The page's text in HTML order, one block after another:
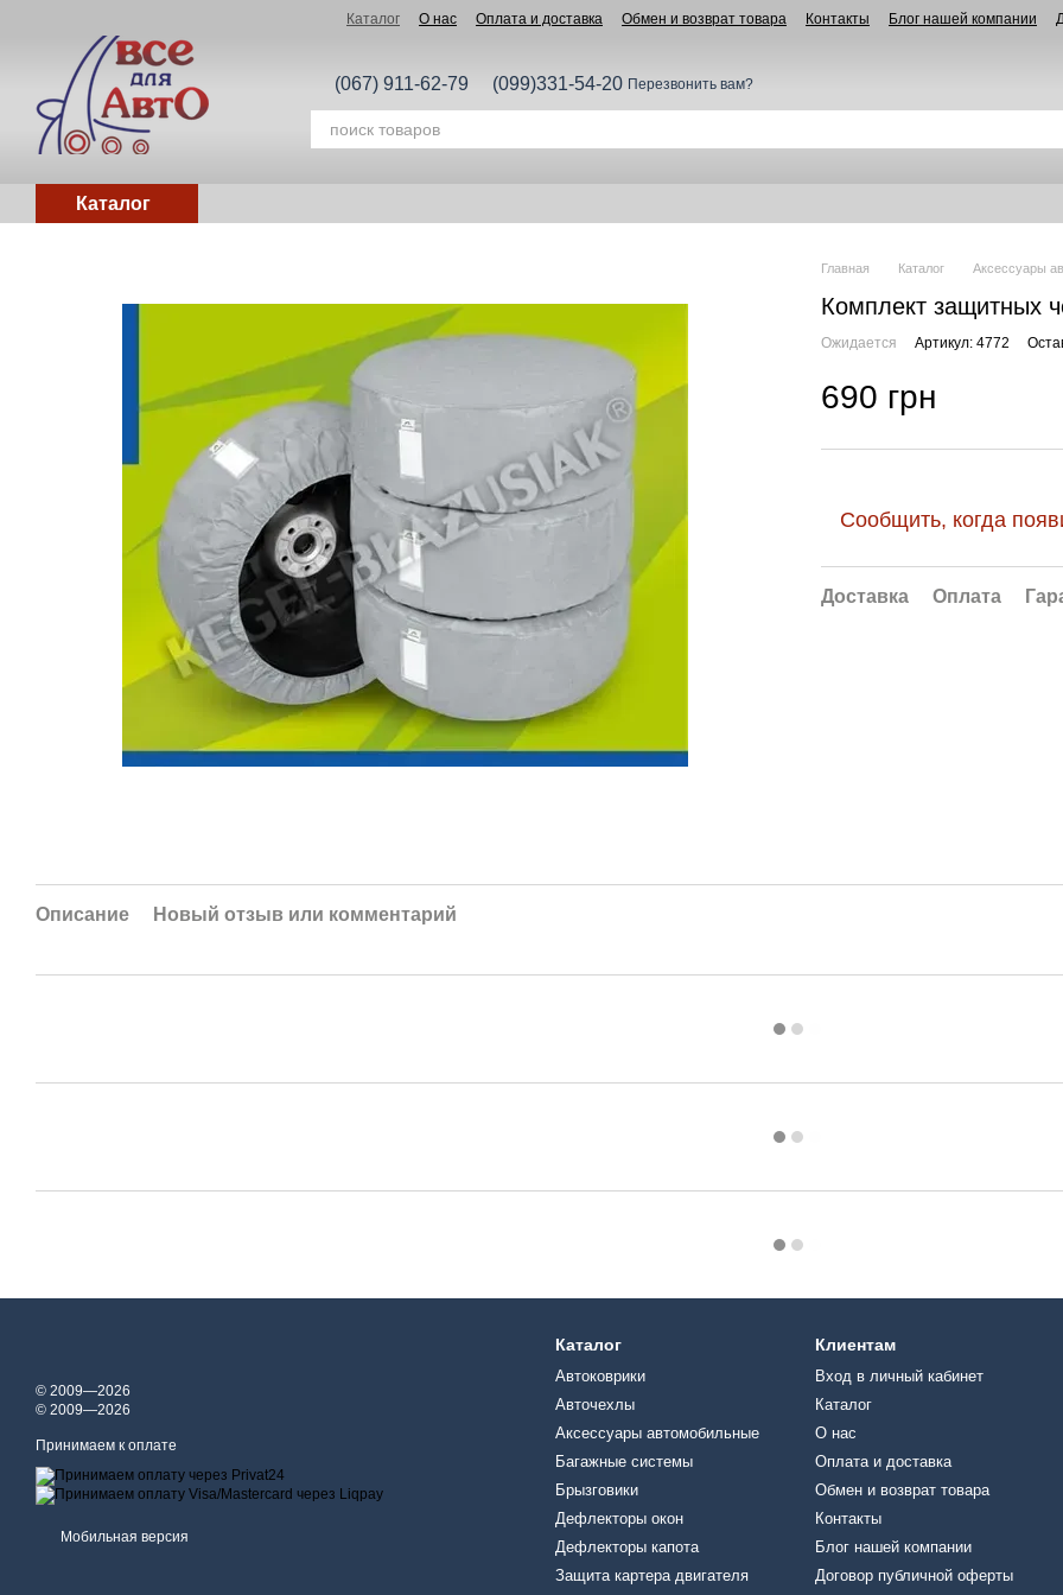
Каталог О нас Оплата и доставка Обмен и возврат товара Контакты Блог нашей компании
(067) 911-62-79 (099)331-54-20 Перезвонить вам?
Каталог
Главная Каталог Аксессуары
Комплект защитных
Ожидается Артикул: 4772
690 грн
Сообщить, когда
Доставка Оплата
Описание Новый отзыв или комментарий
© 2009—2026
© 2009—2026
Принимаем к оплате
Мобильная версия
Каталог
Автоковрики
Авточехлы
Аксессуары автомобильные
Багажные системы
Брызговики
Дефлекторы окон
Дефлекторы капота
Защита картера двигателя
Клиентам
Вход в личный кабинет
Каталог
О нас
Оплата и доставка
Обмен и возврат товара
Контакты
Блог нашей компании
Договор публичной оферты